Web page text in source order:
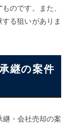
ものです。また、
る狙いがありま
継の案件
継・会社売却の案